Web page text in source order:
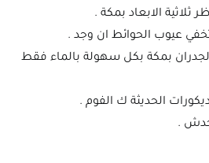
ثلاثية الابعاد بمكة .
عيوب الحوائط ان وجد .
بمكة بكل سهولة بالماء فقط
الحديثة ك الفوم .
.